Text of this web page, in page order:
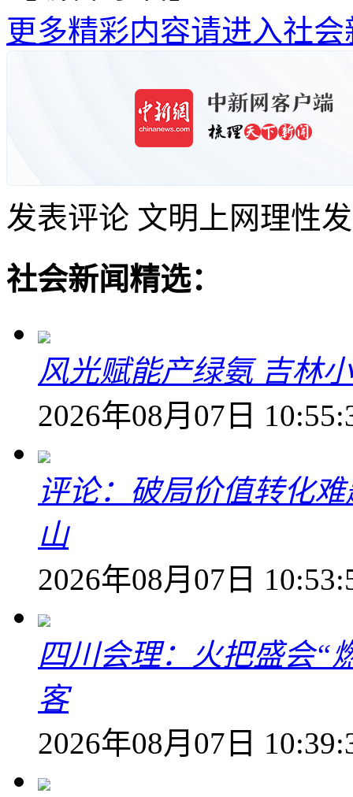
更多精彩内容请进入社会
发表评论 文明上网理性
社会新闻精选：
风光赋能产绿氨 吉林
2026年08月07日
评论：破局价值转化
山
2026年08月07日
四川会理：火把盛会“
客
2026年08月07日